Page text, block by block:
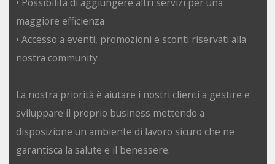
maggiore efficienza
• Accesso a eventi, promozioni e sconti riservati alla
nostra community
La nostra priorità è aiutare i nostri clienti a gestire e
sviluppare il proprio business mettendo a
disposizione un ambiente di lavoro sicuro che ne
garantisca la salute e il benessere.